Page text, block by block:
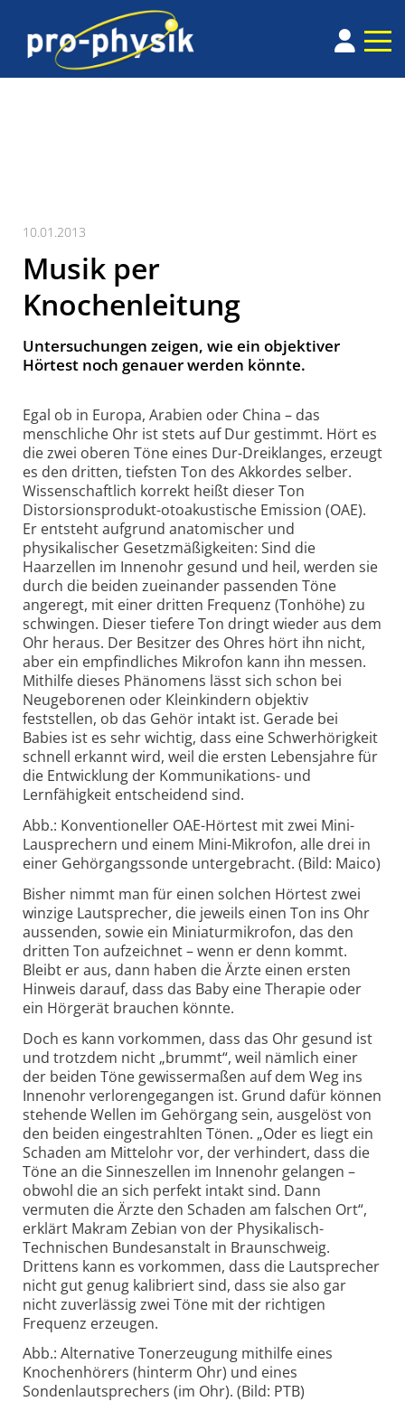
10.01.2013
Musik per
Knochenleitung
Untersuchungen zeigen, wie ein objektiver
Hörtest noch genauer werden könnte.
Egal ob in Europa, Arabien oder China – das
menschliche Ohr ist stets auf Dur gestimmt. Hört es
die zwei oberen Töne eines Dur-Dreiklanges, erzeugt
es den dritten, tiefsten Ton des Akkordes selber.
Wissenschaftlich korrekt heißt dieser Ton
Distorsionsprodukt-otoakustische Emission (OAE).
Er entsteht aufgrund anatomischer und
physikalischer Gesetzmäßigkeiten: Sind die
Haarzellen im Innenohr gesund und heil, werden sie
durch die beiden zueinander passenden Töne
angeregt, mit einer dritten Frequenz (Tonhöhe) zu
schwingen. Dieser tiefere Ton dringt wieder aus dem
Ohr heraus. Der Besitzer des Ohres hört ihn nicht,
aber ein empfindliches Mikrofon kann ihn messen.
Mithilfe dieses Phänomens lässt sich schon bei
Neugeborenen oder Kleinkindern objektiv
feststellen, ob das Gehör intakt ist. Gerade bei
Babies ist es sehr wichtig, dass eine Schwerhörigkeit
schnell erkannt wird, weil die ersten Lebensjahre für
die Entwicklung der Kommunikations- und
Lernfähigkeit entscheidend sind.
Abb.: Konventioneller OAE-Hörtest mit zwei Mini-
Lausprechern und einem Mini-Mikrofon, alle drei in
einer Gehörgangssonde untergebracht. (Bild: Maico)
Bisher nimmt man für einen solchen Hörtest zwei
winzige Lautsprecher, die jeweils einen Ton ins Ohr
aussenden, sowie ein Miniaturmikrofon, das den
dritten Ton aufzeichnet – wenn er denn kommt.
Bleibt er aus, dann haben die Ärzte einen ersten
Hinweis darauf, dass das Baby eine Therapie oder
ein Hörgerät brauchen könnte.
Doch es kann vorkommen, dass das Ohr gesund ist
und trotzdem nicht „brummt“, weil nämlich einer
der beiden Töne gewissermaßen auf dem Weg ins
Innenohr verlorengegangen ist. Grund dafür können
stehende Wellen im Gehörgang sein, ausgelöst von
den beiden eingestrahlten Tönen. „Oder es liegt ein
Schaden am Mittelohr vor, der verhindert, dass die
Töne an die Sinneszellen im Innenohr gelangen –
obwohl die an sich perfekt intakt sind. Dann
vermuten die Ärzte den Schaden am falschen Ort“,
erklärt Makram Zebian von der Physikalisch-
Technischen Bundesanstalt in Braunschweig.
Drittens kann es vorkommen, dass die Lautsprecher
nicht gut genug kalibriert sind, dass sie also gar
nicht zuverlässig zwei Töne mit der richtigen
Frequenz erzeugen.
Abb.: Alternative Tonerzeugung mithilfe eines
Knochenhörers (hinterm Ohr) und eines
Sondenlautsprechers (im Ohr). (Bild: PTB)